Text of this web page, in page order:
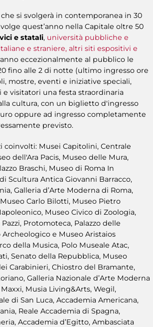
si svolgerà in contemporanea in 30
quest’anno nella Capitale oltre 50
e statali, università pubbliche e
e straniere, altri siti espositivi e
eccezionalmente al pubblico le
fino alle 2 di notte (ultimo ingresso ore
mostre, eventi e iniziative speciali,
visitatori una festa straordinaria
cultura, con un biglietto d'ingresso
oppure ad ingresso completamente
previsto.
coinvolti: Musei Capitolini, Centrale
dell'Ara Pacis, Museo delle Mura,
Braschi, Museo di Roma In
Scultura Antica Giovanni Barracco,
Galleria d’Arte Moderna di Roma,
Carlo Bilotti, Museo Pietro
Museo Civico di Zoologia,
Pazzi, Protomoteca, Palazzo delle
Archeologico e Museo Aristaios
della Musica, Polo Museale Atac,
Senato della Repubblica, Museo
Carabinieri, Chiostro del Bramante,
Galleria Nazionale d’Arte Moderna
Musia Living&Arts, Wegil,
di San Luca, Accademia Americana,
Reale Accademia di Spagna,
Accademia d’Egitto, Ambasciata